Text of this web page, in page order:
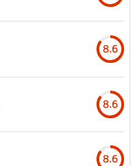
8.6
8.6
8.6